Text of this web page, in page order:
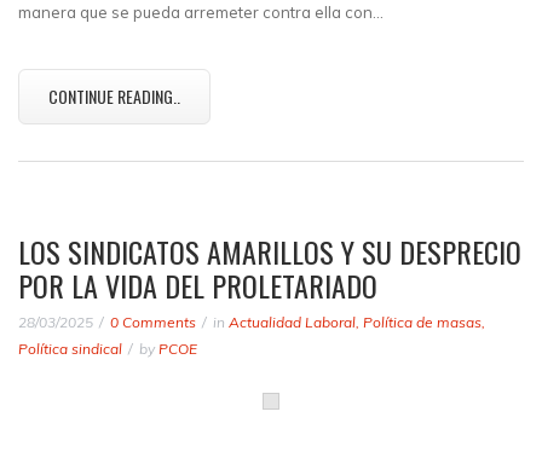
manera que se pueda arremeter contra ella con…
CONTINUE READING..
LOS SINDICATOS AMARILLOS Y SU DESPRECIO
POR LA VIDA DEL PROLETARIADO
28/03/2025 0 Comments in Actualidad Laboral Política de masas
Política sindical
by PCOE